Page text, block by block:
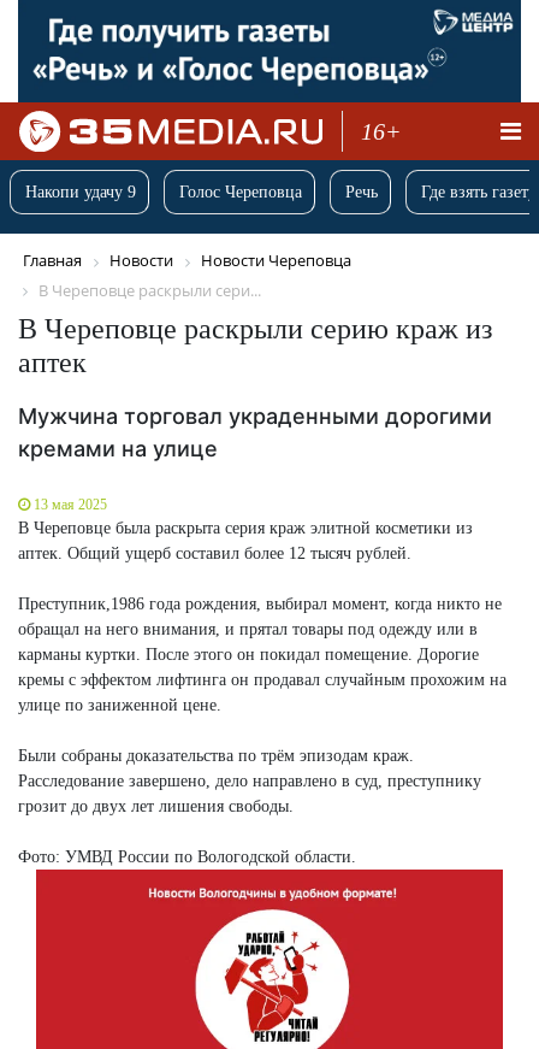
16+
Накопи удачу 9 Голос Череповца Речь Где взять
Главная Новости
Новости Череповца
В Череповце раскрыли сери...
В Череповце раскрыли серию краж из
аптек
Мужчина торговал украденными дорогими
кремами на улице
13 мая 2025
В Череповце была раскрыта серия краж элитной косметики из
аптек. Общий ущерб составил более 12 тысяч рублей.
Преступник,1986 года рождения, выбирал момент, когда никто не
обращал на него внимания, и прятал товары под одежду или в
карманы куртки. После этого он покидал помещение. Дорогие
кремы с эффектом лифтинга он продавал случайным прохожим на
улице по заниженной цене.
Были собраны доказательства по трём эпизодам краж.
Расследование завершено, дело направлено в суд, преступнику
грозит до двух лет лишения свободы.
Фото: УМВД России по Вологодской области.